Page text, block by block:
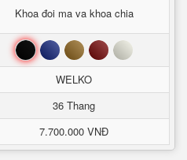
Khoa đoi ma va khoa chia
Đen Xanh Nâu Đỏ Trắng
WELKO
36 Thang
7.700.000 VNĐ